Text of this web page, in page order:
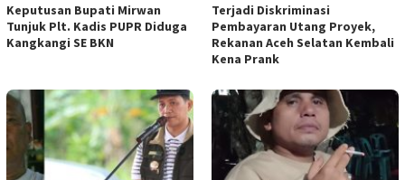
Keputusan Bupati Mirwan
Tunjuk Plt. Kadis PUPR Diduga
Kangkangi SE BKN
Terjadi Diskriminasi
Pembayaran Utang Proyek,
Rekanan Aceh Selatan Kembali
Kena Prank